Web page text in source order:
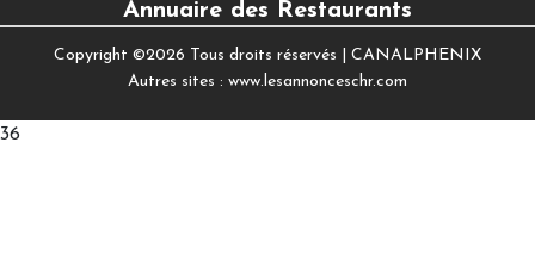
Annuaire des Restaurants
Copyright ©2026 Tous droits réservés | CANALPHENIX
Autres sites : www.lesannonceschr.com
36